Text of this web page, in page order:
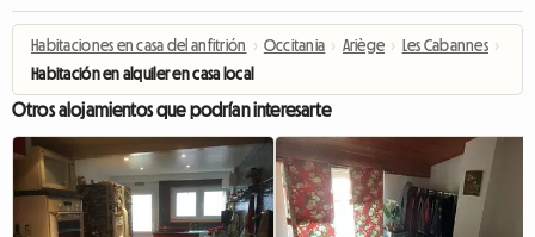
Habitaciones en casa del anfitrión › Occitania › Ariège › Les Cabannes ›
Habitación en alquiler en casa local
Otros alojamientos que podrían interesarte